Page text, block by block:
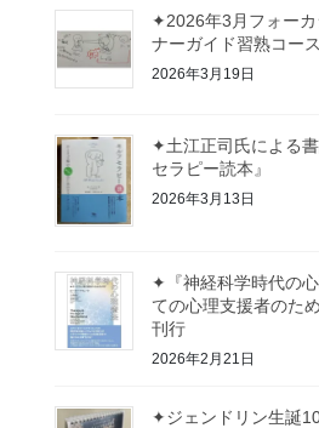
✦2026年3月フォーカ
ナーガイド習熟コー
2026年3月19日
✦土江正司氏による
セラピー読本』
2026年3月13日
✦『神経科学時代の
ての心理支援者のた
刊行
2026年2月21日
✦ジェンドリン生誕